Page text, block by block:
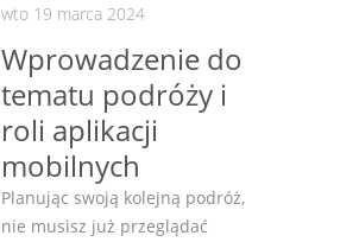
wto 19 marca 2024
Wprowadzenie do
tematu podróży i
roli aplikacji
mobilnych
Planując swoją kolejną podróż,
nie musisz już przeglądać